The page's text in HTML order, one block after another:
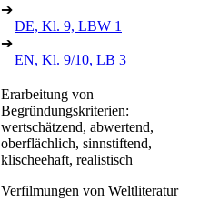
➔
DE, Kl. 9, LBW 1
➔
EN, Kl. 9/10, LB 3
Erarbeitung von
Begründungskriterien:
wertschätzend, abwertend,
oberflächlich, sinnstiftend,
klischeehaft, realistisch
Verfilmungen von Weltliteratur